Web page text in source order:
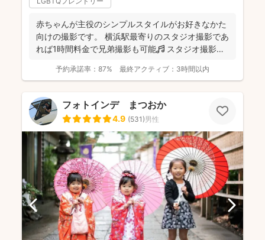
赤ちゃんが主役のシンプルスタイルがお好きなかた
向けの撮影です。 横浜駅最寄りのスタジオ撮影であ
れば1時間料金で兄弟撮影も可能🎵 スタジオ撮影に
予約承諾率： 87% 最終アクティブ： 3時間以内
フォトインデ まつおか
4.9 (531)男性